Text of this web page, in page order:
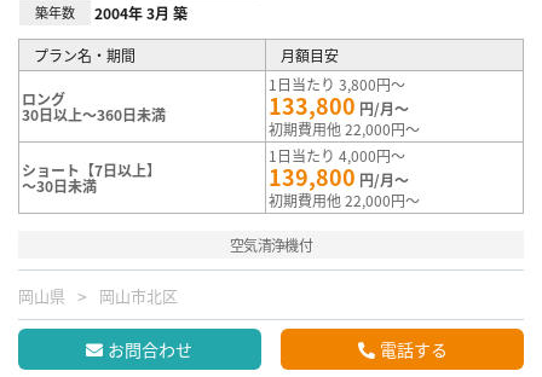
築年数 2004年 3月 築
プラン名・期間 月額目安
ロング
30日以上～360日未満
1日当たり 3,800円～
133,800 円/月～
初期費用他 22,000円～
ショート【7日以上】
～30日未満
1日当たり 4,000円～
139,800 円/月～
初期費用他 22,000円～
空気清浄機付
岡山県 岡山市北区
お問合わせ 電話する